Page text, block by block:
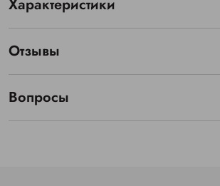
Характеристики
Отзывы
Вопросы